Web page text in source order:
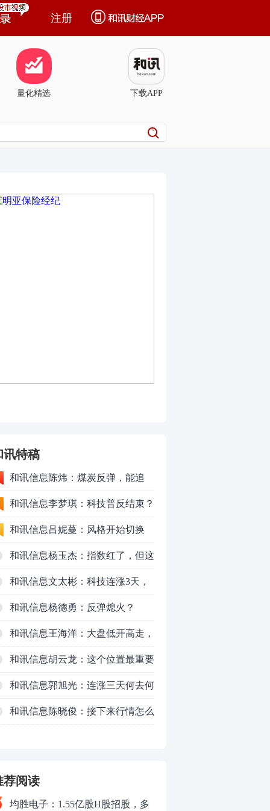
注册
量化精选 下载APP
讯特稿
和讯信息陈炜：煤炭反弹，能追
吗？八月主线看哪？
和讯信息李梦琪：科技普反结束？
和讯信息吕妮蔓：风格开始切换
了，周五干万注意
和讯信息杨玉杰：指数红了，但这
个信号警惕！
和讯信息文太彬：科技连涨3天，
明天会迎来分化？
和讯信息杨德勇：反弹熄火？
和讯信息王海洋：大盘低开高走，
反弹结束了吗？
和讯信息胡云龙：这个位置最重要
的是什么？
和讯信息郭旭光：连涨三天何去何
从？主力思维轻松应对
和讯信息陈晓俊：接下来行情怎么
荐阅读
均胜电子：1.55亿股H股招股，多